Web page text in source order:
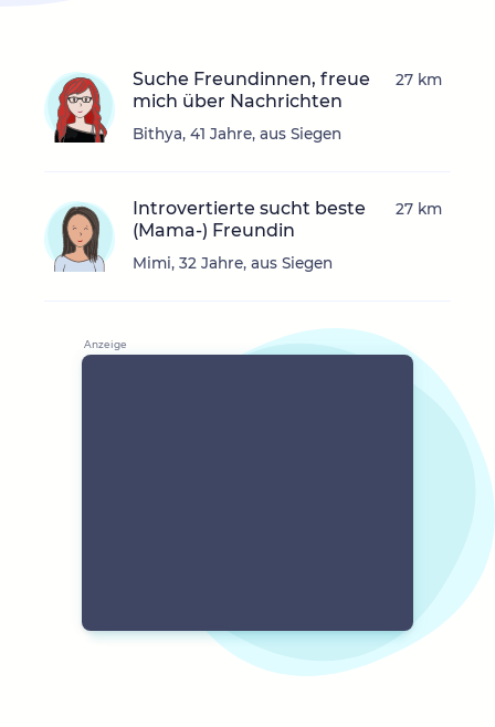
Suche Freundinnen, freue
mich über Nachrichten
Bithya, 41 Jahre, aus Siegen
27 km
Introvertierte sucht beste
(Mama-) Freundin
Mimi, 32 Jahre, aus Siegen
27 km